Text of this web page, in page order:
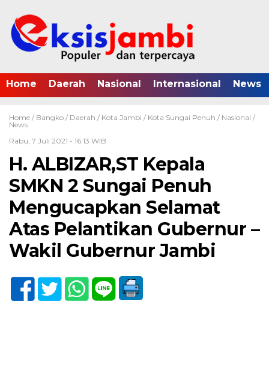
Home Daerah Nasional Internasional News
Home / Bangko / Daerah / Kota Jambi / Kota Sungai Penuh / Nasional /
News
Rabu, 7 Juli 2021 - 16:13 WIB
H. ALBIZAR,ST Kepala
SMKN 2 Sungai Penuh
Mengucapkan Selamat
Atas Pelantikan Gubernur –
Wakil Gubernur Jambi